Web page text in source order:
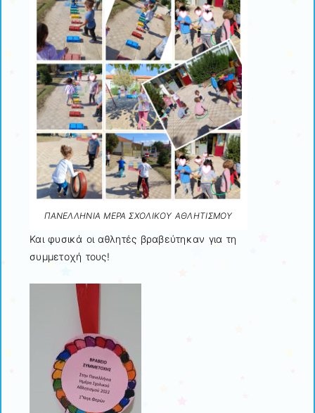
ΠΑΝΕΛΛΗΝΙΑ ΜΕΡΑ ΣΧΟΛΙΚΟΥ ΑΘΛΗΤΙΣΜΟΥ
Και φυσικά οι αθλητές βραβεύτηκαν για τη
συμμετοχή τους!